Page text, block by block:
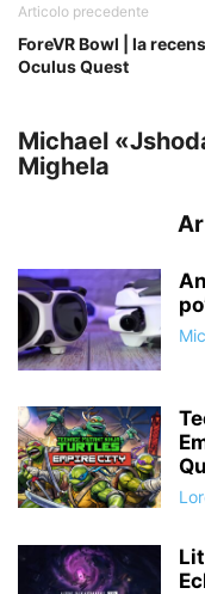
Articolo precedente
ForeVR Bowl | la
Oculus Quest
Michael
Mighela